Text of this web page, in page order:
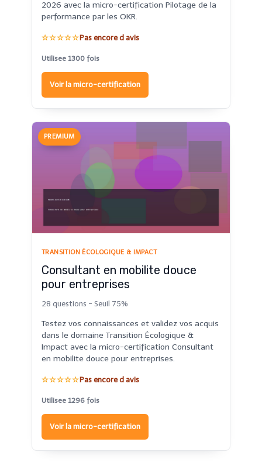
2026 avec la micro-certification Pilotage de la
performance par les OKR.
☆☆☆☆☆Pas encore d avis
Utilisee 1300 fois
Voir la micro-certification
PREMIUM
TRANSITION ÉCOLOGIQUE & IMPACT
Consultant en mobilite douce
pour entreprises
28 questions - Seuil 75%
Testez vos connaissances et validez vos acquis
dans le domaine Transition Écologique &
Impact avec la micro-certification Consultant
en mobilite douce pour entreprises.
☆☆☆☆☆Pas encore d avis
Utilisee 1296 fois
Voir la micro-certification